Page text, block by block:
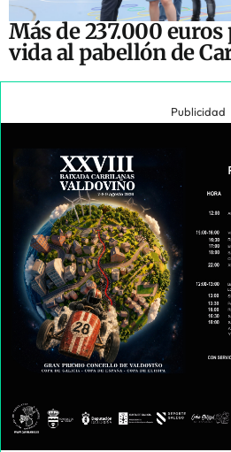
Más de 237.000
vida al pabellón de
Publicidad